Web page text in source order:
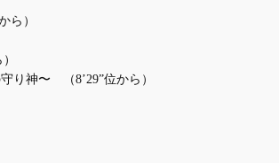
ら）
り神〜 （8’29”位から）